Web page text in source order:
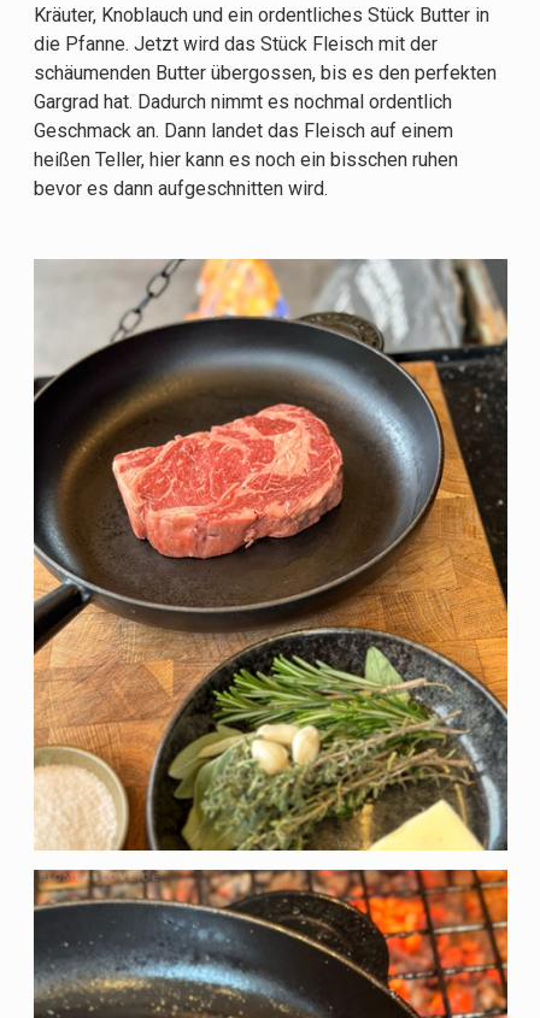
Kräuter, Knoblauch und ein ordentliches Stück Butter in
die Pfanne. Jetzt wird das Stück Fleisch mit der
schäumenden Butter übergossen, bis es den perfekten
Gargrad hat. Dadurch nimmt es nochmal ordentlich
Geschmack an. Dann landet das Fleisch auf einem
heißen Teller, hier kann es noch ein bisschen ruhen
bevor es dann aufgeschnitten wird.